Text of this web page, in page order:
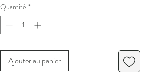
Ce savon peut être utilisé quotidiennement
sur le corps et visage.
Son beurre de karité laisse une peau
un moment de détente agréable.
Quantité *
Ajouter au panier